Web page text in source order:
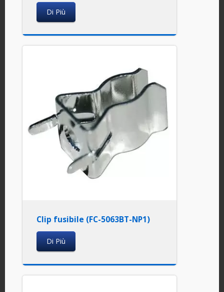
Di Più
Clip fusibile (FC-5063BT-NP1)
Di Più